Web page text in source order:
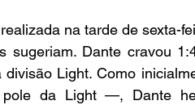
na tarde de sexta-
sugeriam. Dante cravou
divisão Light. Como
da Light —, Dante